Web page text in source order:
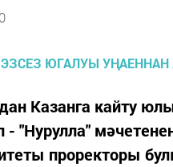
Казанга кайту
- "Нурулла"
проректоры